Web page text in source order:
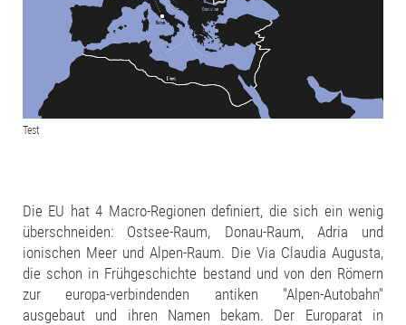
Test
Die EU hat 4 Macro-Regionen definiert, die sich ein wenig
überschneiden: Ostsee-Raum, Donau-Raum, Adria und
ionischen Meer und Alpen-Raum. Die Via Claudia Augusta,
die schon in Frühgeschichte bestand und von den Römern
zur europa-verbindenden antiken "Alpen-Autobahn"
ausgebaut und ihren Namen bekam. Der Europarat in